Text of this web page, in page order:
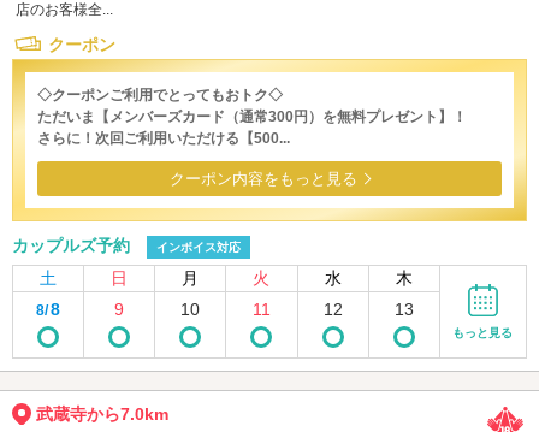
店のお客様全...
クーポン
◇クーポンご利用でとってもおトク◇
ただいま【メンバーズカード（通常300円）を無料プレゼント】！
さらに！次回ご利用いただける【500...
クーポン内容をもっと見る
カップルズ予約 インボイス対応
土 日 月 火 水 木
8/8 9 10 11 12 13
もっと見る
武蔵寺から7.0km